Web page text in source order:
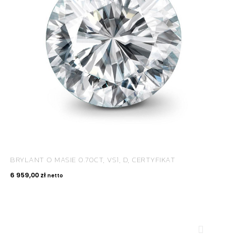
BRYLANT O MASIE 0.70CT, VS1, D, CERTYFIKAT
6 959,00 zł netto